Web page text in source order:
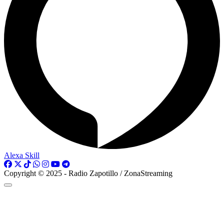
Alexa Skill
Copyright © 2025 - Radio Zapotillo / ZonaStreaming